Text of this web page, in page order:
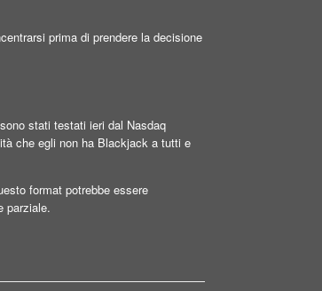
prima di prendere la decisione
stati testati ieri dal Nasdaq
che egli non ha Blackjack a tutti e
format potrebbe essere
parziale.